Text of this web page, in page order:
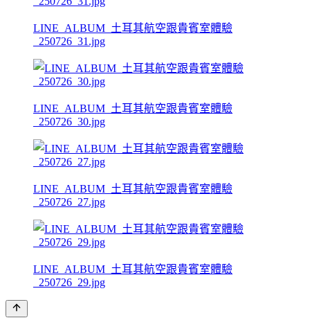
LINE_ALBUM_土耳其航空跟貴賓室體驗
_250726_31.jpg
LINE_ALBUM_土耳其航空跟貴賓室體驗
_250726_30.jpg
LINE_ALBUM_土耳其航空跟貴賓室體驗
_250726_27.jpg
LINE_ALBUM_土耳其航空跟貴賓室體驗
_250726_29.jpg